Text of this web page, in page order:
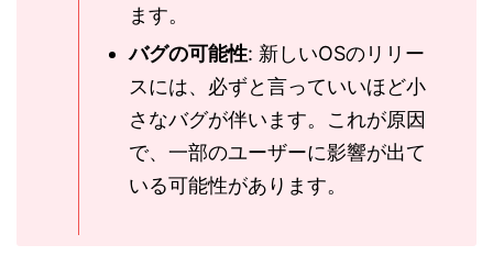
ます。
バグの可能性: 新しいOSのリリー
スには、必ずと言っていいほど小
さなバグが伴います。これが原因
で、一部のユーザーに影響が出て
いる可能性があります。